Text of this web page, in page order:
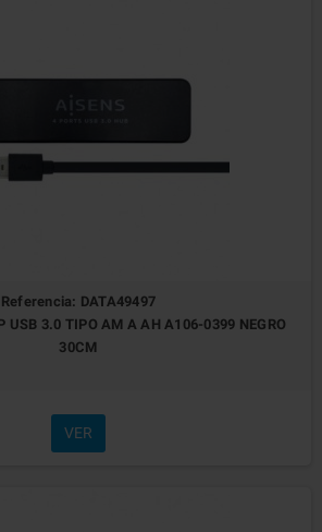
Referencia: DATA49497
USB 3.0 TIPO AM A AH A106-0399 NEGRO
30CM
VER